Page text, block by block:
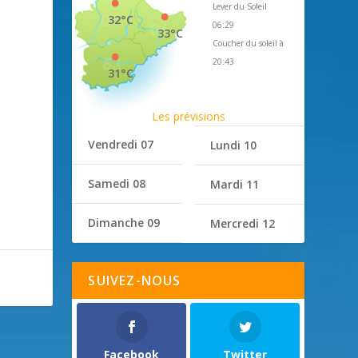
33°C
32°C
31°C
Lever du Soleil
06:29
Coucher du soleil à
20:43
Les prévisions
Vendredi 07
Samedi 08
Dimanche 09
Lundi 10
Mardi 11
Mercredi 12
SUIVEZ-NOUS
Facebook Twitter